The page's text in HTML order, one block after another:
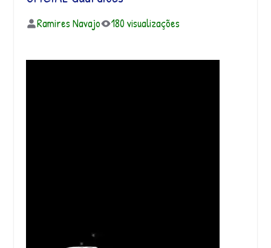
Ramires Navajo 180 visualizações